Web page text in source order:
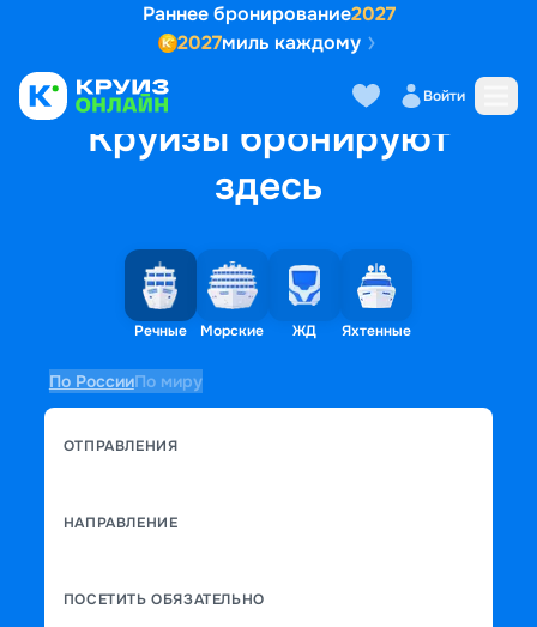
Раннее бронирование2027
2027миль каждому
Войти
Круизы бронируют
здесь
Речные Морские ЖД Яхтенные
По РоссииПо миру
ОТПРАВЛЕНИЯ
НАПРАВЛЕНИЕ
ПОСЕТИТЬ ОБЯЗАТЕЛЬНО